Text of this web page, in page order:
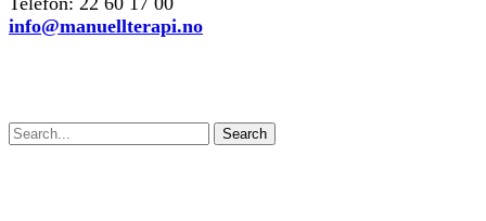
info@manuellterapi.no
Search